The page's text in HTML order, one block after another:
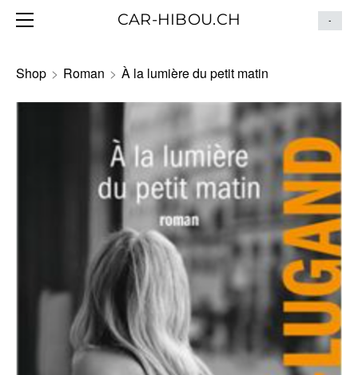
CAR-HIBOU.CH -
Shop > Roman > À la lumière du petit matin
HOME
ITINÉRAIRE